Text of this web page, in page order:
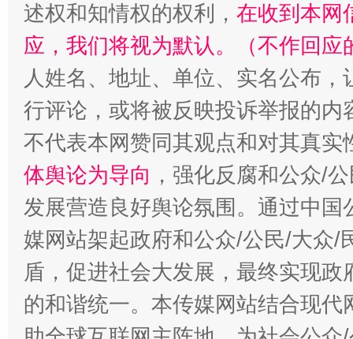
述权和知情权的权利， 在收到本网
应，我们将视为默认。（不作回应
人姓名、地址、单位、实名公布
行评论，或将被反映投诉举报的
不代表本网赞同其观点和对其真实
体舆论为导向 ，强化反腐和公众/
发展营造良好舆论氛围。通过中
媒网站架起政府和公众/公民/大众/
盾，促进社会大发展，最终实现
的和谐统一。本传媒网站结合现